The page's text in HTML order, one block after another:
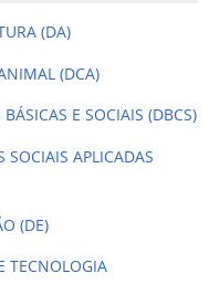
(DA)
(DCA)
E SOCIAIS (DBCS)
SOCIAIS APLICADAS
(DE)
TECNOLOGIA